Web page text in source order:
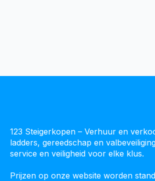
123 Steigerkopen – Verhuur en
ladders, gereedschap en
service en veiligheid voor elke klus.
Prijzen op onze website worden